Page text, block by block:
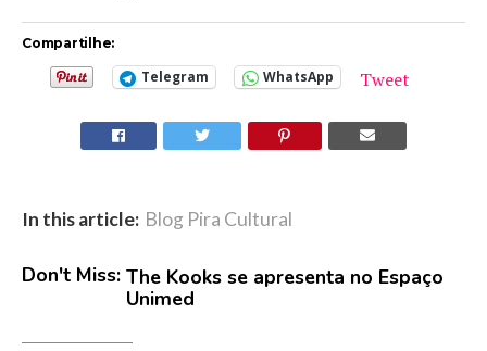
Compartilhe:
Telegram WhatsApp Tweet
In this article: Blog Pira Cultural
Don't Miss: The Kooks se apresenta no Espaço
Unimed